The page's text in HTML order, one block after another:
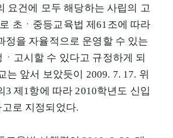
요건에 모두 해당하는 사립의 고
초ㆍ중등교육법 제61조에 따라
정을 자율적으로 운영할 수 있는
ㆍ고시할 수 있다고 규정하게 되
는 앞서 보았듯이 2009. 7. 17. 위
3 제1항에 따라 2010학년도 신입
로 지정되었다.